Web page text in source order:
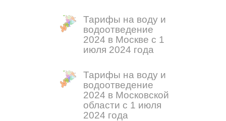
Тарифы на воду и
водоотведение
2024 в Москве с 1
июля 2024 года
Тарифы на воду и
водоотведение
2024 в Московской
области с 1 июля
2024 года